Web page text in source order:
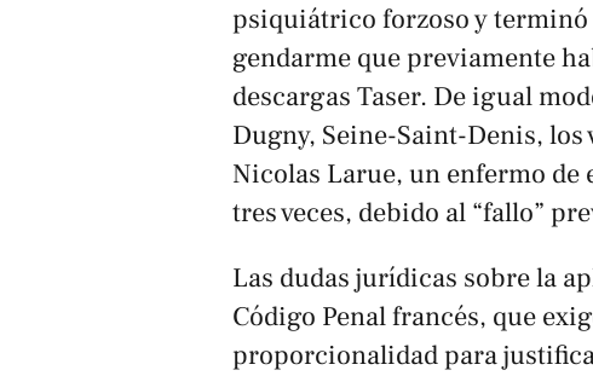
psiquiátrico forzoso y
gendarme que previamente
descargas Taser. De igual
Dugny, Seine-Saint-Denis,
Nicolas Larue, un enfermo
tres veces, debido al “fallo”
Las dudas jurídicas sobre la
Código Penal francés, que
proporcionalidad para